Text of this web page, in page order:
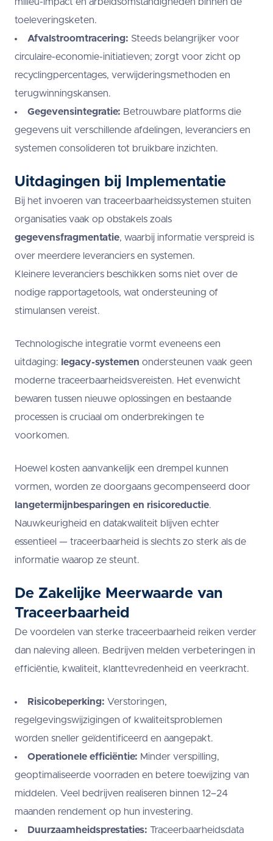
toeleveringsketen.
Afvalstroomtracering: Steeds belangrijker voor
circulaire-economie-initiatieven; zorgt voor zicht op
recyclingpercentages, verwijderingsmethoden en
terugwinningskansen.
Gegevensintegratie: Betrouwbare platforms die
gegevens uit verschillende afdelingen, leveranciers en
systemen consolideren tot bruikbare inzichten.
Uitdagingen bij Implementatie
Bij het invoeren van traceerbaarheidssystemen stuiten
organisaties vaak op obstakels zoals
gegevensfragmentatie, waarbij informatie verspreid is
over meerdere leveranciers en systemen.
Kleinere leveranciers beschikken soms niet over de
nodige rapportagetools, wat ondersteuning of
stimulansen vereist.
Technologische integratie vormt eveneens een
uitdaging: legacy-systemen ondersteunen vaak geen
moderne traceerbaarheidsvereisten. Het evenwicht
bewaren tussen nieuwe oplossingen en bestaande
processen is cruciaal om onderbrekingen te
voorkomen.
Hoewel kosten aanvankelijk een drempel kunnen
vormen, worden ze doorgaans gecompenseerd door
langetermijnbesparingen en risicoreductie.
Nauwkeurigheid en datakwaliteit blijven echter
essentieel — traceerbaarheid is slechts zo sterk als de
informatie waarop ze steunt.
De Zakelijke Meerwaarde van
Traceerbaarheid
De voordelen van sterke traceerbaarheid reiken verder
dan naleving alleen. Bedrijven melden verbeteringen in
efficiëntie, kwaliteit, klanttevredenheid en veerkracht.
Risicobeperking: Verstoringen,
regelgevingswijzigingen of kwaliteitsproblemen
worden sneller geïdentificeerd en aangepakt.
Operationele efficiëntie: Minder verspilling,
geoptimaliseerde voorraden en betere toewijzing van
middelen. Veel bedrijven realiseren binnen 12–24
maanden rendement op hun investering.
Duurzaamheidsprestaties: Traceerbaarheidsdata